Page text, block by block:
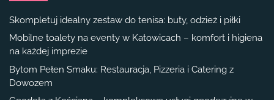
Skompletuj idealny zestaw do tenisa: buty, odzież i piłki
Mobilne toalety na eventy w Katowicach – komfort i higiena
na każdej imprezie
Bytom Pełen Smaku: Restauracja, Pizzeria i Catering z
Dowozem